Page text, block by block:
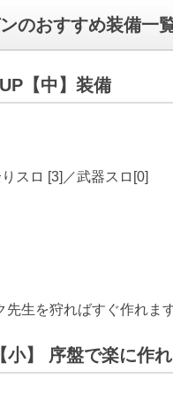
のおすすめ装備一
【中】装備
スロ [3]／武器スロ[0]
生を狩ればすぐ作れま
小】 序盤で楽に作